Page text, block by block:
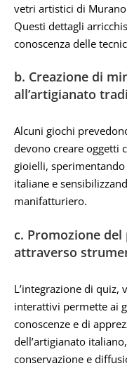
vetri artistici di
Questi dettagli
conoscenza delle
b. Creazione di
all’artigianato
Alcuni giochi
devono creare oggetti
gioielli,
italiane e
manifatturiero.
c. Promozione
attraverso
L’integrazione di
interattivi permette ai
conoscenze e di
dell’artigianato
conservazione e